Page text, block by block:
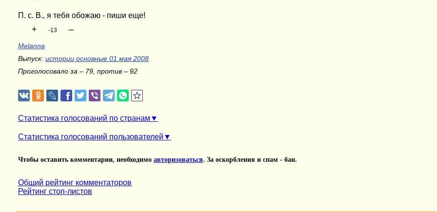
П. с. В., я тебя обожаю - пиши еще!
+ -13 –
Melanna
Выпуск: истории основные 01 мая 2008
Проголосовало за – 79, против – 92
Статистика голосований по странам
Статистика голосований пользователей
Чтобы оставить комментарии, необходимо авторизоваться. За оскорбления и спам - бан.
Общий рейтинг комментаторов
Рейтинг стоп-листов